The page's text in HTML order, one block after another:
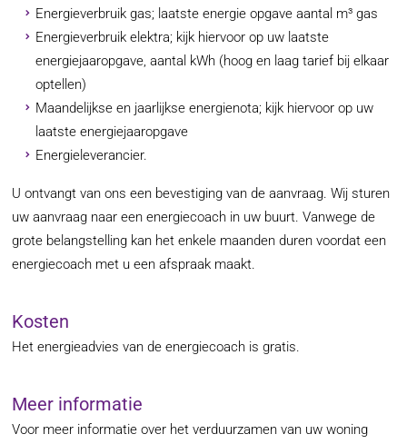
Energieverbruik gas; laatste energie opgave aantal m³ gas
Energieverbruik elektra; kijk hiervoor op uw laatste
energiejaaropgave, aantal kWh (hoog en laag tarief bij elkaar
optellen)
Maandelijkse en jaarlijkse energienota; kijk hiervoor op uw
laatste energiejaaropgave
Energieleverancier.
U ontvangt van ons een bevestiging van de aanvraag. Wij sturen
uw aanvraag naar een energiecoach in uw buurt. Vanwege de
grote belangstelling kan het enkele maanden duren voordat een
energiecoach met u een afspraak maakt.
Kosten
Het energieadvies van de energiecoach is gratis.
Meer informatie
Voor meer informatie over het verduurzamen van uw woning